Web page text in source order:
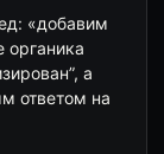
«добавим
органика
а
ответом на